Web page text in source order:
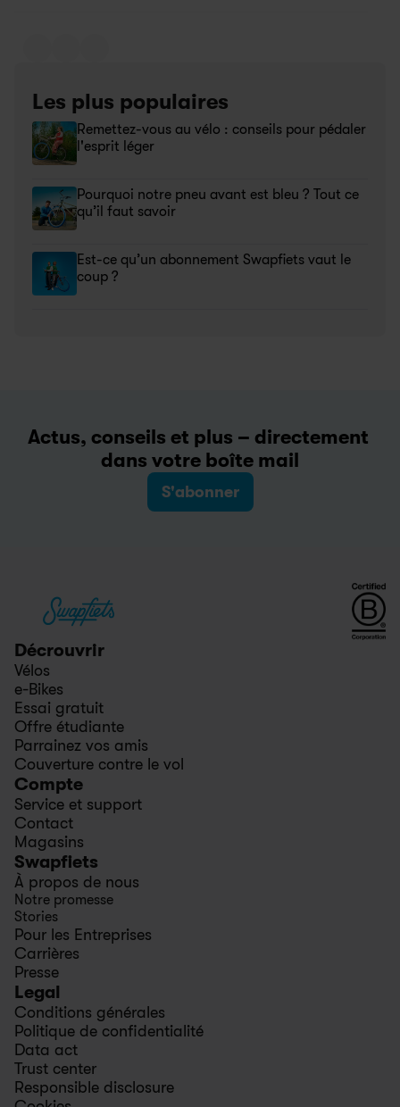
Les plus populaires
Remettez-vous au vélo : conseils pour pédaler
l'esprit léger
Pourquoi notre pneu avant est bleu ? Tout ce
qu’il faut savoir
Est-ce qu’un abonnement Swapfiets vaut le
coup ?
Actus, conseils et plus – directement
dans votre boîte mail
S'abonner
Décrouvrir
Vélos
e-Bikes
Essai gratuit
Offre étudiante
Parrainez vos amis
Couverture contre le vol
Compte
Service et support
Contact
Magasins
Swapfiets
À propos de nous
Notre promesse
Stories
Pour les Entreprises
Carrières
Presse
Legal
Conditions générales
Politique de confidentialité
Data act
Trust center
Responsible disclosure